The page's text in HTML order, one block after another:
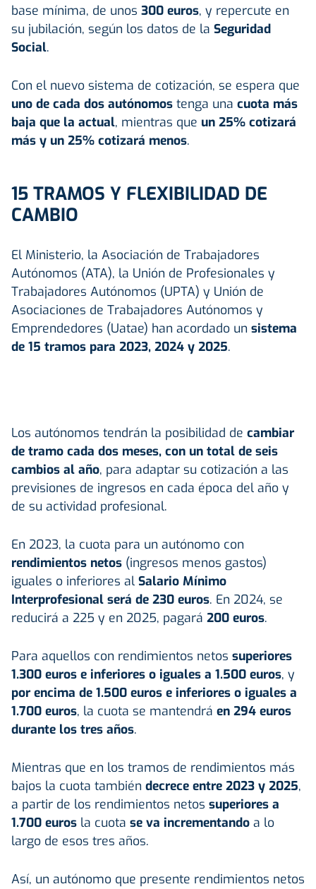
base mínima, de unos 300 euros, y repercute en
su jubilación, según los datos de la Seguridad
Social.
Con el nuevo sistema de cotización, se espera que
uno de cada dos autónomos tenga una cuota más
baja que la actual, mientras que un 25% cotizará
más y un 25% cotizará menos.
15 TRAMOS Y FLEXIBILIDAD DE
CAMBIO
El Ministerio, la Asociación de Trabajadores
Autónomos (ATA), la Unión de Profesionales y
Trabajadores Autónomos (UPTA) y Unión de
Asociaciones de Trabajadores Autónomos y
Emprendedores (Uatae) han acordado un sistema
de 15 tramos para 2023, 2024 y 2025.
Los autónomos tendrán la posibilidad de cambiar
de tramo cada dos meses, con un total de seis
cambios al año, para adaptar su cotización a las
previsiones de ingresos en cada época del año y
de su actividad profesional.
En 2023, la cuota para un autónomo con
rendimientos netos (ingresos menos gastos)
iguales o inferiores al Salario Mínimo
Interprofesional será de 230 euros. En 2024, se
reducirá a 225 y en 2025, pagará 200 euros.
Para aquellos con rendimientos netos superiores
1.300 euros e inferiores o iguales a 1.500 euros, y
por encima de 1.500 euros e inferiores o iguales a
1.700 euros, la cuota se mantendrá en 294 euros
durante los tres años.
Mientras que en los tramos de rendimientos más
bajos la cuota también decrece entre 2023 y 2025,
a partir de los rendimientos netos superiores a
1.700 euros la cuota se va incrementando a lo
largo de esos tres años.
Así, un autónomo que presente rendimientos netos